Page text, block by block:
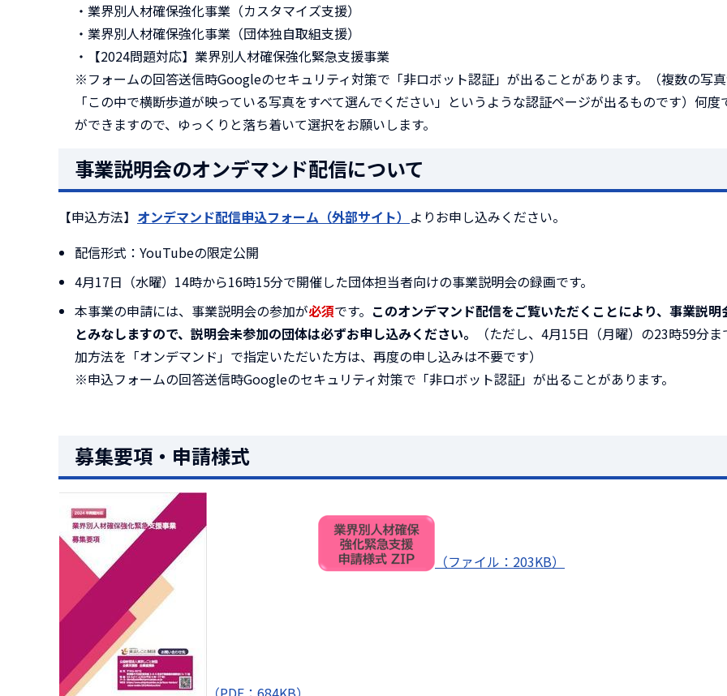
・業界別人材確保強化事業（カスタマイズ支援）
・業界別人材確保強化事業（団体独自取組支援）
・【2024問題対応】業界別人材確保強化緊急支援事業
※フォームの回答送信時Googleのセキュリティ対策で「非ロボット認証」が出ることがあります。（複数の写
「この中で横断歩道が映っている写真をすべて選んでください」というような認証ページが出るものです）何度
ができますので、ゆっくりと落ち着いて選択をお願いします。
事業説明会のオンデマンド配信について
【申込方法】 オンデマンド配信申込フォーム（外部サイト） よりお申し込みください。
配信形式：YouTubeの限定公開
4月17日（水曜）14時から16時15分で開催した団体担当者向けの事業説明会の録画です。
本事業の申請には、事業説明会の参加が必須です。 このオンデマンド配信をご覧いただく ことにより、事業説
とみなしますので、説明会未参加の団体は必ずお申し込みください。
（ただし、4月15日（月曜）の23時59分
加方法を「オンデマンド」で指定いただいた方は、再度の申し込みは不要です）
※申込フォームの回答送信時Googleのセキュリティ対策で「非ロボット認証」が出ることがあります。
募集要項・申請様式
（ファイル：203KB）